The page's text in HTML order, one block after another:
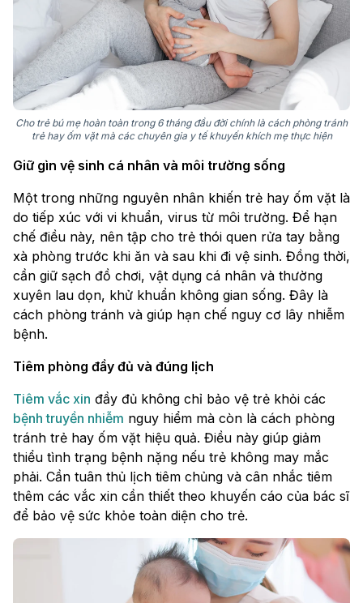
Cho trẻ bú mẹ hoàn toàn trong 6 tháng đầu đời chính là cách phòng tránh
trẻ hay ốm vặt mà các chuyên gia y tế khuyến khích mẹ thực hiện
Giữ gìn vệ sinh cá nhân và môi trường sống
Một trong những nguyên nhân khiến trẻ hay ốm vặt là
do tiếp xúc với vi khuẩn, virus từ môi trường. Để hạn
chế điều này, nên tập cho trẻ thói quen rửa tay bằng
xà phòng trước khi ăn và sau khi đi vệ sinh. Đồng thời,
cần giữ sạch đồ chơi, vật dụng cá nhân và thường
xuyên lau dọn, khử khuẩn không gian sống. Đây là
cách phòng tránh và giúp hạn chế nguy cơ lây nhiễm
bệnh.
Tiêm phòng đầy đủ và đúng lịch
Tiêm vắc xin đầy đủ không chỉ bảo vệ trẻ khỏi các
bệnh truyền nhiễm nguy hiểm mà còn là cách phòng
tránh trẻ hay ốm vặt hiệu quả. Điều này giúp giảm
thiểu tình trạng bệnh nặng nếu trẻ không may mắc
phải. Cần tuân thủ lịch tiêm chủng và cân nhắc tiêm
thêm các vắc xin cần thiết theo khuyến cáo của bác sĩ
để bảo vệ sức khỏe toàn diện cho trẻ.